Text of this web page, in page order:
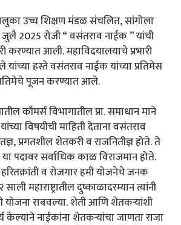
उच्च शिक्षण मंडळ संचलित, सांगोला
जुलै 2025 रोजी “ वसंतराव नाईक ” यांची
करण्यात आली. महाविदयालयाचे प्रभारी
यांच्या हस्ते वसंतराव नाईक यांच्या प्रतिमेस
पूजन करण्यात आले.
कॉमर्स विभागातील प्रा. समाधान माने
विषयीची माहिती देताना वसंतराव
प्रगतशील शेतकरी व राजनितीज्ञ होते. ते
या पदावर सर्वाधिक काळ विराजमान होते.
व रोजगार हमी योजनेचे जनक
महाराष्ट्रातील दुष्काळादरम्यान त्यांनी
योजना राबवल्या. शेती आणि शेतकऱ्यांशी
केल्याने नाईकांना शेतकऱ्यांचा जाणता राजा